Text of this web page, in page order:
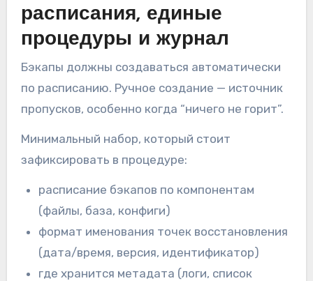
расписания, единые
процедуры и журнал
Бэкапы должны создаваться автоматически
по расписанию. Ручное создание — источник
пропусков, особенно когда “ничего не горит”.
Минимальный набор, который стоит
зафиксировать в процедуре:
расписание бэкапов по компонентам
(файлы, база, конфиги)
формат именования точек восстановления
(дата/время, версия, идентификатор)
где хранится метадата (логи, список